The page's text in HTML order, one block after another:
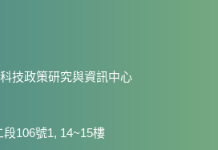
技政策研究與資訊中心
106號1, 14~15樓